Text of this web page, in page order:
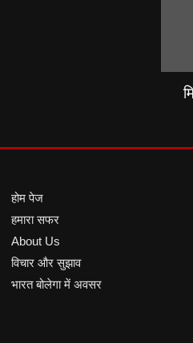
होम पेज
हमारा सफर
About Us
विचार और सुझाव
भारत बोलेगा में अवसर